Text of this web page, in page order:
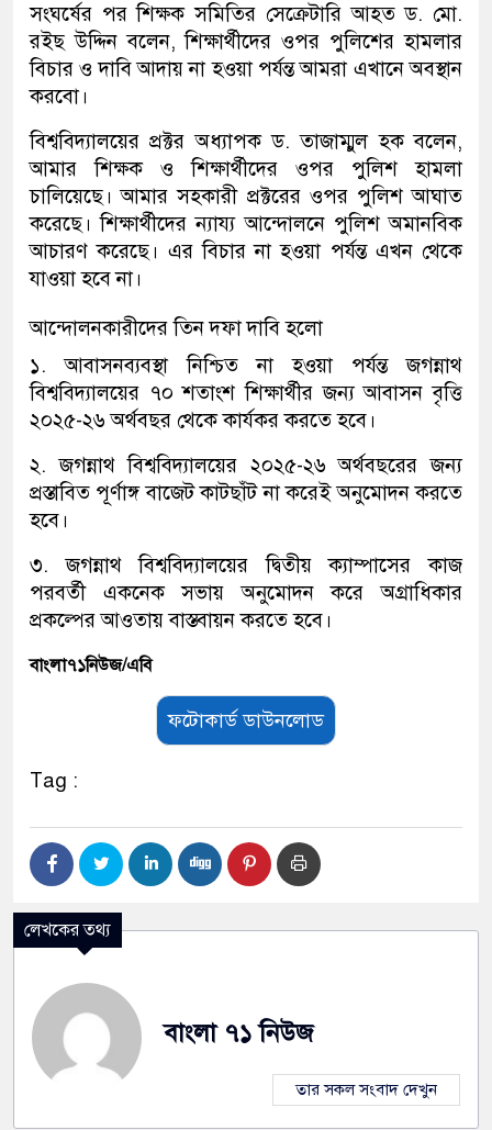
সংঘর্ষের পর শিক্ষক সমিতির সেক্রেটারি আহত ড. মো.
রইছ উদ্দিন বলেন, শিক্ষার্থীদের ওপর পুলিশের হামলার
বিচার ও দাবি আদায় না হওয়া পর্যন্ত আমরা এখানে অবস্থান
করবো।
বিশ্ববিদ্যালয়ের প্রক্টর অধ্যাপক ড. তাজাম্মুল হক বলেন,
আমার শিক্ষক ও শিক্ষার্থীদের ওপর পুলিশ হামলা
চালিয়েছে। আমার সহকারী প্রক্টরের ওপর পুলিশ আঘাত
করেছে। শিক্ষার্থীদের ন্যায্য আন্দোলনে পুলিশ অমানবিক
আচারণ করেছে। এর বিচার না হওয়া পর্যন্ত এখন থেকে
যাওয়া হবে না।
আন্দোলনকারীদের তিন দফা দাবি হলো
১. আবাসনব্যবস্থা নিশ্চিত না হওয়া পর্যন্ত জগন্নাথ
বিশ্ববিদ্যালয়ের ৭০ শতাংশ শিক্ষার্থীর জন্য আবাসন বৃত্তি
২০২৫-২৬ অর্থবছর থেকে কার্যকর করতে হবে।
২. জগন্নাথ বিশ্ববিদ্যালয়ের ২০২৫-২৬ অর্থবছরের জন্য
প্রস্তাবিত পূর্ণাঙ্গ বাজেট কাটছাঁট না করেই অনুমোদন করতে
হবে।
৩. জগন্নাথ বিশ্ববিদ্যালয়ের দ্বিতীয় ক্যাম্পাসের কাজ
পরবর্তী একনেক সভায় অনুমোদন করে অগ্রাধিকার
প্রকল্পের আওতায় বাস্তবায়ন করতে হবে।
বাংলা৭১নিউজ/এবি
ফটোকার্ড ডাউনলোড
Tag :
লেখকের তথ্য
বাংলা ৭১ নিউজ
তার সকল সংবাদ দেখুন